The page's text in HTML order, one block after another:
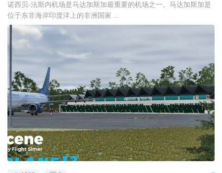
诺西贝-法斯内机场是马达加斯加最重要的机场之一。马达加斯加是
位于东非海岸印度洋上的非洲国家 ...